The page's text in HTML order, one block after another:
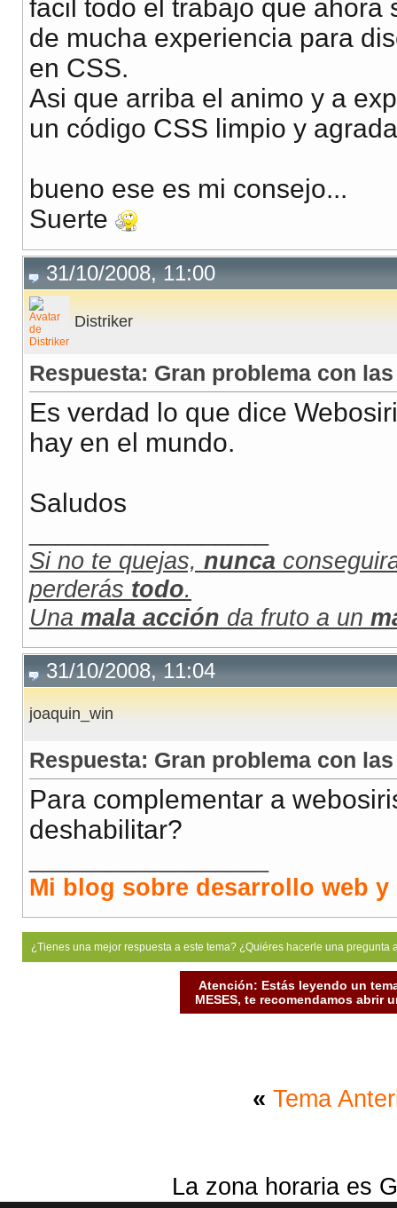
facil todo el trabajo que ahora
de mucha experiencia para
en CSS.
Asi que arriba el animo y a
un código CSS limpio y
bueno ese es mi consejo...
Suerte
31/10/2008, 11:00
Distriker
Respuesta: Gran problema con
Es verdad lo que dice
hay en el mundo.
Saludos
Si no te quejas, nunca
perderás todo.
Una mala acción da fruto a un
31/10/2008, 11:04
joaquin_win
Respuesta: Gran problema con
Para complementar a
deshabilitar?
Mi blog sobre desarrollo web y
¿Tienes una mejor respuesta a este tema? ¿Quiéres hacerle una
Atención: Estás leyendo un
MESES, te recomendamos abrir
« Tema
La zona horaria es